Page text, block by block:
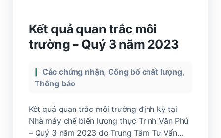
Kết quả quan trắc môi
trường – Quý 3 năm 2023
Các chứng nhận, Công bố chất lượng,
Thông báo
Kết quả quan trắc môi trường định kỳ tại
Nhà máy chế biến lương thực Trịnh Văn Phú
– Quý 3 năm 2023 do Trung Tâm Tư Vấn